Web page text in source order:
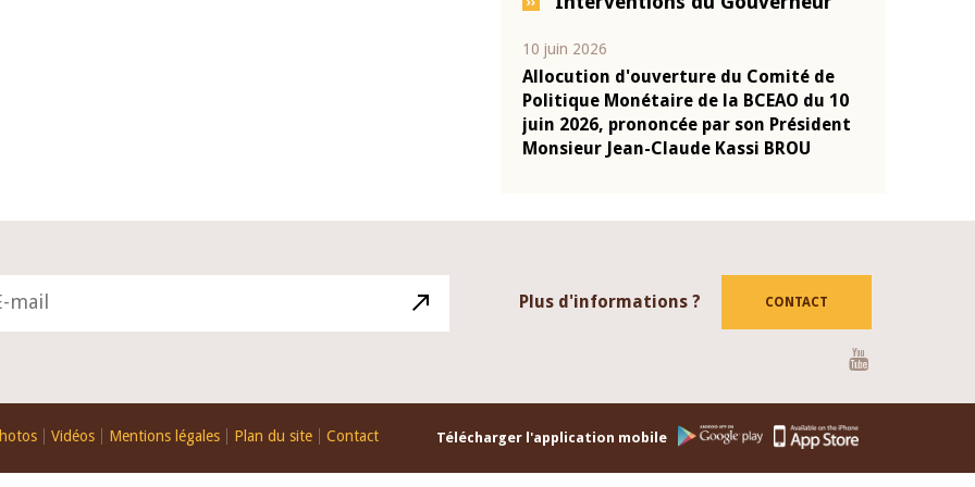
10 juin 2026
Allocution d'ouverture du Comité de
Politique Monétaire de la BCEAO du 10
juin 2026, prononcée par son Président
Monsieur Jean-Claude Kassi BROU
Plus d'informations ? CONTACT
Vidéos Mentions légales Plan du site Contact Télécharger l'application mobile